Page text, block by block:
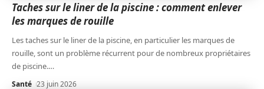
Taches sur le liner de la piscine : comment enlever
les marques de rouille
Les taches sur le liner de la piscine, en particulier les marques de
rouille, sont un problème récurrent pour de nombreux propriétaires
de piscine.…
Santé 23 juin 2026